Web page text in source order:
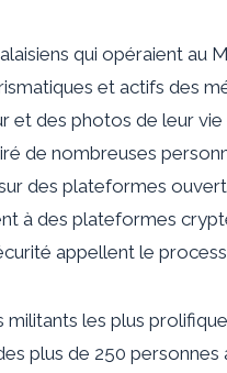
qui opéraient
et actifs des
et des photos de leur
de nombreuses
des plateformes
à des plateformes
appellent le
militants les plus
plus de 250